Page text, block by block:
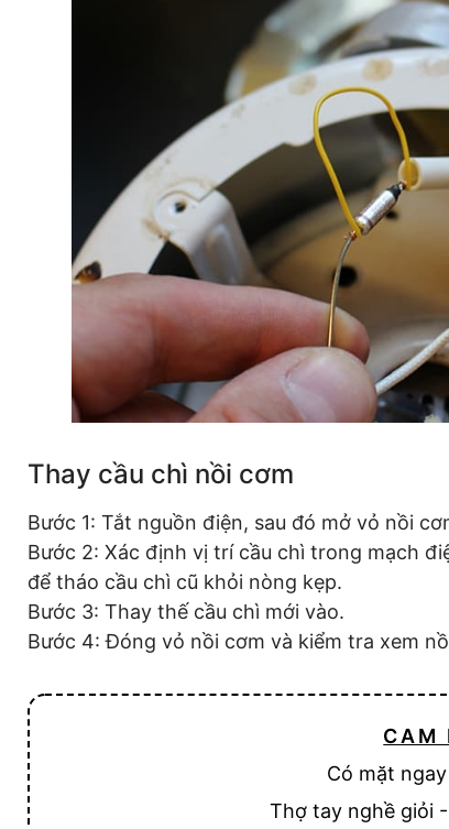
Thay cầu chì nồi cơm
Bước 1: Tắt nguồn điện, sau đó mở vỏ nồi
Bước 2: Xác định vị trí cầu chì trong mạch
để tháo cầu chì cũ khỏi nòng kẹp.
Bước 3: Thay thế cầu chì mới vào.
Bước 4: Đóng vỏ nồi cơm và kiểm tra xem
CAM
Có mặt
Thợ tay nghề giỏi